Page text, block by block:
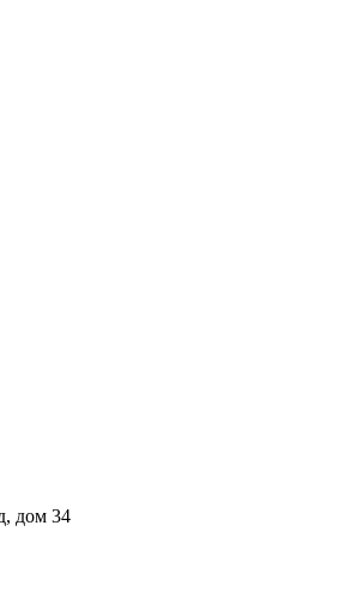
дом 34